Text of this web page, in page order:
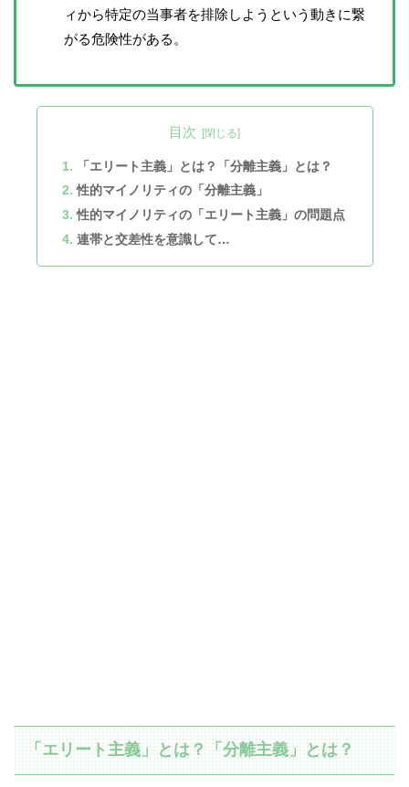
ィから特定の当事者を排除しようという動きに繋
がる危険性がある。
目次
「エリート主義」とは？「分離主義」とは？
性的マイノリティの「分離主義」
性的マイノリティの「エリート主義」の問題点
連帯と交差性を意識して…
「エリート主義」とは？「分離主義」とは？